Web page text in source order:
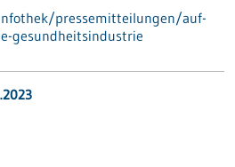
pressemitteilungen/auf-
gesundheitsindustrie